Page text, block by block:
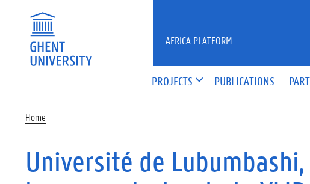
PROJECTS PUBLICATIONS
AFRICA PLATFORM
Home
Université de Lubumbashi,